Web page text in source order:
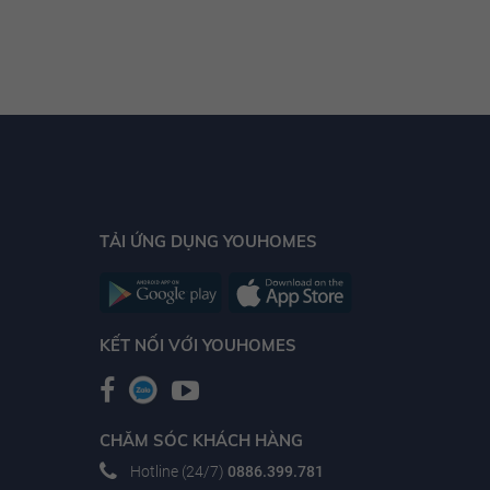
uy tín, hoạt động lâu năm trong lĩnh vực bất động
thành một trong những tập đoàn đa kinh tế hàng
TẢI ỨNG DỤNG YOUHOMES
KẾT NỐI VỚI YOUHOMES
CHĂM SÓC KHÁCH HÀNG
Hotline (24/7) 0886.399.781